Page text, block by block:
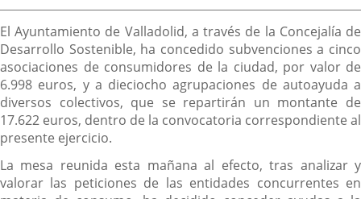
la
noticia
Descripción
El Ayuntamiento de Valladolid, a través de la Concejalía de
Desarrollo Sostenible, ha concedido subvenciones a cinco
asociaciones de consumidores de la ciudad, por valor de
6.998 euros, y a dieciocho agrupaciones de autoayuda a
diversos colectivos, que se repartirán un montante de
17.622 euros, dentro de la convocatoria correspondiente al
presente ejercicio.
La mesa reunida esta mañana al efecto, tras analizar y
valorar las peticiones de las entidades concurrentes en